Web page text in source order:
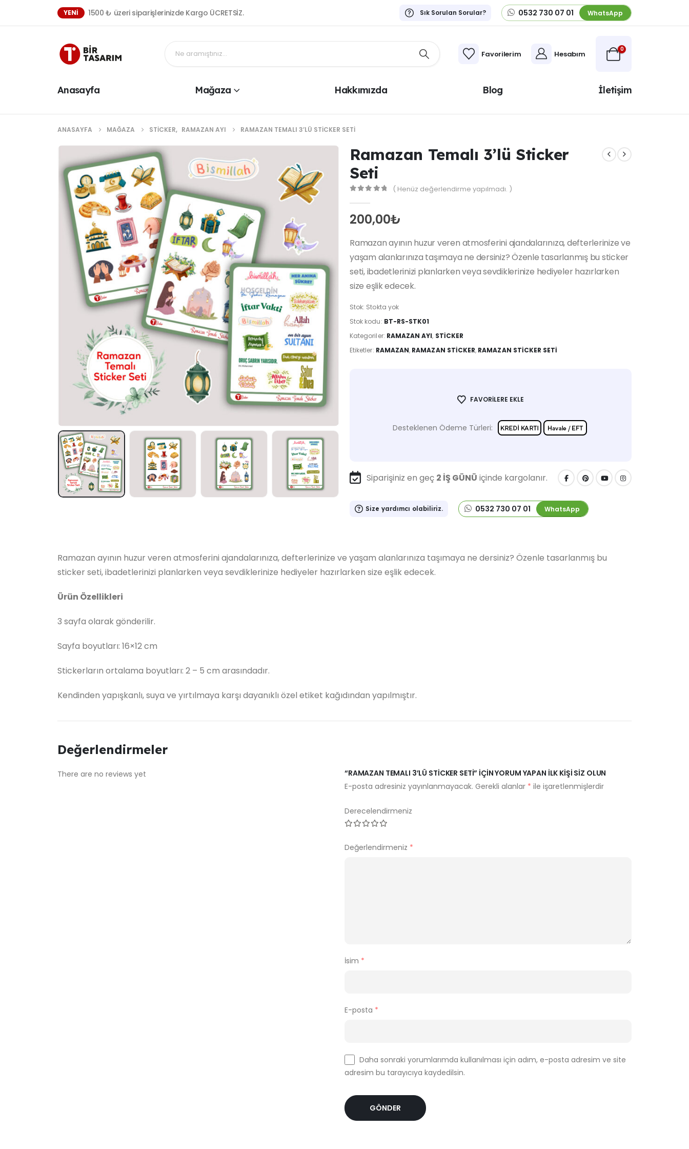
YENI 1500 ₺ üzeri siparişlerinizde Kargo ÜCRETSİZ. Sık Sorulan Sorular? 0532 730 07 01 WhatsApp
Favorilerim Hesabım 0
Anasayfa Mağaza Hakkımızda Blog İletişim
ANASAYFA MAĞAZA STICKER, RAMAZAN AYI RAMAZAN TEMALI 3’LÜ STICKER SETI
Ramazan Temalı 3’lü Sticker
Seti
( Henüz değerlendirme yapılmadı. )
200,00₺
Ramazan ayının huzur veren atmosferini ajandalarınıza, defterlerinize ve
yaşam alanlarınıza taşımaya ne dersiniz? Özenle tasarlanmış bu sticker
seti, ibadetlerinizi planlarken veya sevdiklerinize hediyeler hazırlarken
size eşlik edecek.
Stok: Stokta yok
Stok kodu: BT-RS-STK01
Kategoriler: RAMAZAN AYI, STICKER
Etiketler: RAMAZAN, RAMAZAN STICKER, RAMAZAN STICKER SETI
FAVORILERE EKLE
Desteklenen Ödeme Türleri:
Siparişiniz en geç 2 İŞ GÜNÜ içinde kargolanır.
Size yardımcı olabiliriz. 0532 730 07 01 WhatsApp
Ramazan ayının huzur veren atmosferini ajandalarınıza, defterlerinize ve yaşam alanlarınıza taşımaya ne dersiniz? Özenle tasarlanmış bu
sticker seti, ibadetlerinizi planlarken veya sevdiklerinize hediyeler hazırlarken size eşlik edecek.
Ürün Özellikleri
3 sayfa olarak gönderilir.
Sayfa boyutları: 16×12 cm
Stickerların ortalama boyutları: 2 – 5 cm arasındadır.
Kendinden yapışkanlı, suya ve yırtılmaya karşı dayanıklı özel etiket kağıdından yapılmıştır.
Değerlendirmeler
There are no reviews yet
“RAMAZAN TEMALI 3’LÜ STICKER SETI” IÇIN YORUM YAPAN ILK KIŞI SIZ OLUN
E-posta adresiniz yayınlanmayacak. Gerekli alanlar * ile işaretlenmişlerdir
Derecelendirmeniz
Değerlendirmeniz *
İsim *
E-posta *
Daha sonraki yorumlarımda kullanılması için adım, e-posta adresim ve site
adresim bu tarayıcıya kaydedilsin.